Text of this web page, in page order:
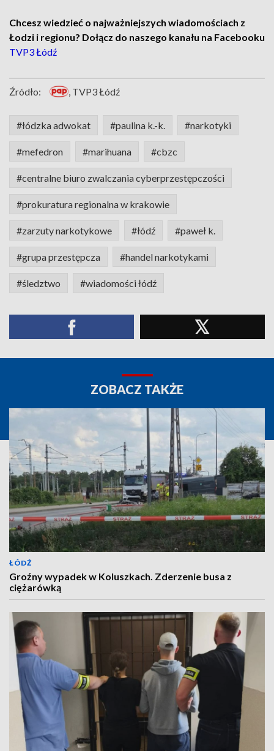
Chcesz wiedzieć o najważniejszych wiadomościach z
Łodzi i regionu? Dołącz do naszego kanału na Facebooku
TVP3 Łódź
Źródło: , TVP3 Łódź
#łódzka adwokat #paulina k.-k. #narkotyki
#mefedron #marihuana #cbzc
#centralne biuro zwalczania cyberprzestępczości
#prokuratura regionalna w krakowie
#zarzuty narkotykowe #łódź #paweł k.
#grupa przestępcza #handel narkotykami
#śledztwo #wiadomości łódź
ZOBACZ TAKŻE
ŁÓDŹ
Groźny wypadek w Koluszkach. Zderzenie busa z
ciężarówką